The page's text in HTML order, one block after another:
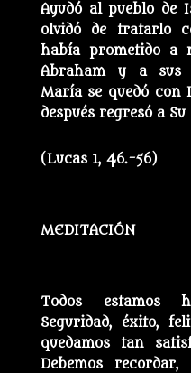
Ayudó al pueblo de
olvidó de tratarlo
había prometido a
Abraham y a sus
María se quedó con
después regresó a Su
(Lucas 1, 46.-56)
MEDITACIÓN
Todos estamos
Seguridad, éxito,
quedamos tan
Debemos